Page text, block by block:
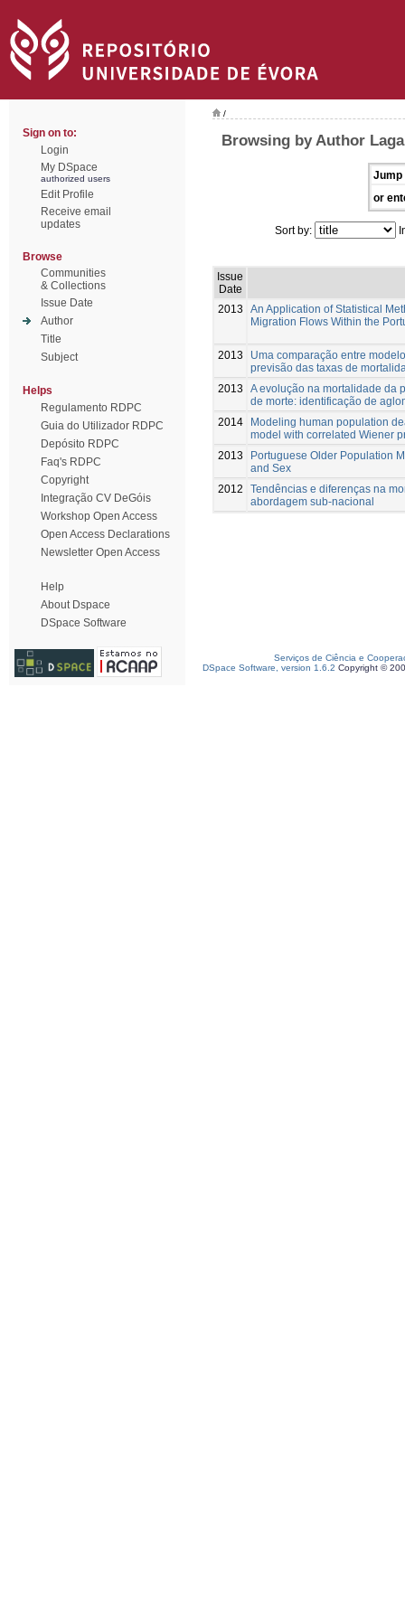
Sign on to:
Login
My DSpace
authorized users
Edit Profile
Receive email
updates
Browse
Communities
& Collections
Issue Date
Author
Title
Subject
Helps
Regulamento RDPC
Guia do Utilizador RDPC
Depósito RDPC
Faq's RDPC
Copyright
Integração CV DeGóis
Workshop Open Access
Open Access Declarations
Newsletter Open Access
Help
About Dspace
DSpace Software
/
Browsing by Author
Jump
or
Sort by:
Issue
Date
2013
An Application of Statistical
Migration Flows Within the
2013
Uma comparação entre
previsão das taxas de
2013
A evolução na mortalidade da
de morte: identificação de
2014
Modeling human population
model with correlated Wiener
2013
Portuguese Older Population
and Sex
2012
Tendências e diferenças na
abordagem sub-nacional
Serviços de Ciência e
DSpace Software, version 1.6.2 Copyright ©